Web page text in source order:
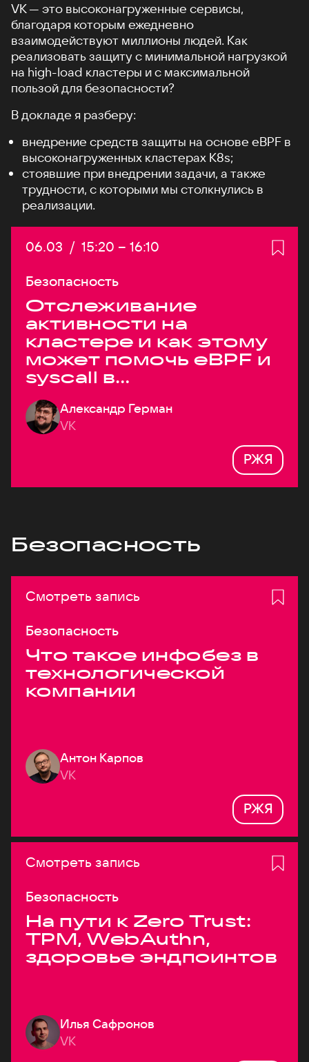
VK — это высоконагруженные сервисы,
благодаря которым ежедневно
взаимодействуют миллионы людей. Как
реализовать защиту с минимальной нагрузкой
на high-load кластеры и с максимальной
пользой для безопасности?
В докладе я разберу:
внедрение средств защиты на основе eBPF в
высоконагруженных кластерах K8s;
стоявшие при внедрении задачи, а также
трудности, с которыми мы столкнулись в
реализации.
Дата:
06.03 / Начало:
15:20 – Конец:
16:10
Безопасность
Отслеживание
активности на
кластере и как этому
может помочь eBPF и
syscall в
высоконагруженных
системах
Александр Герман
VK
РЖЯ
Безопасность
Смотреть запись
Безопасность
Что такое инфобез в
технологической
компании
Антон Карпов
VK
РЖЯ
Смотреть запись
Безопасность
На пути к Zero Trust:
TPM, WebAuthn,
здоровье эндпоинтов
Илья Сафронов
VK